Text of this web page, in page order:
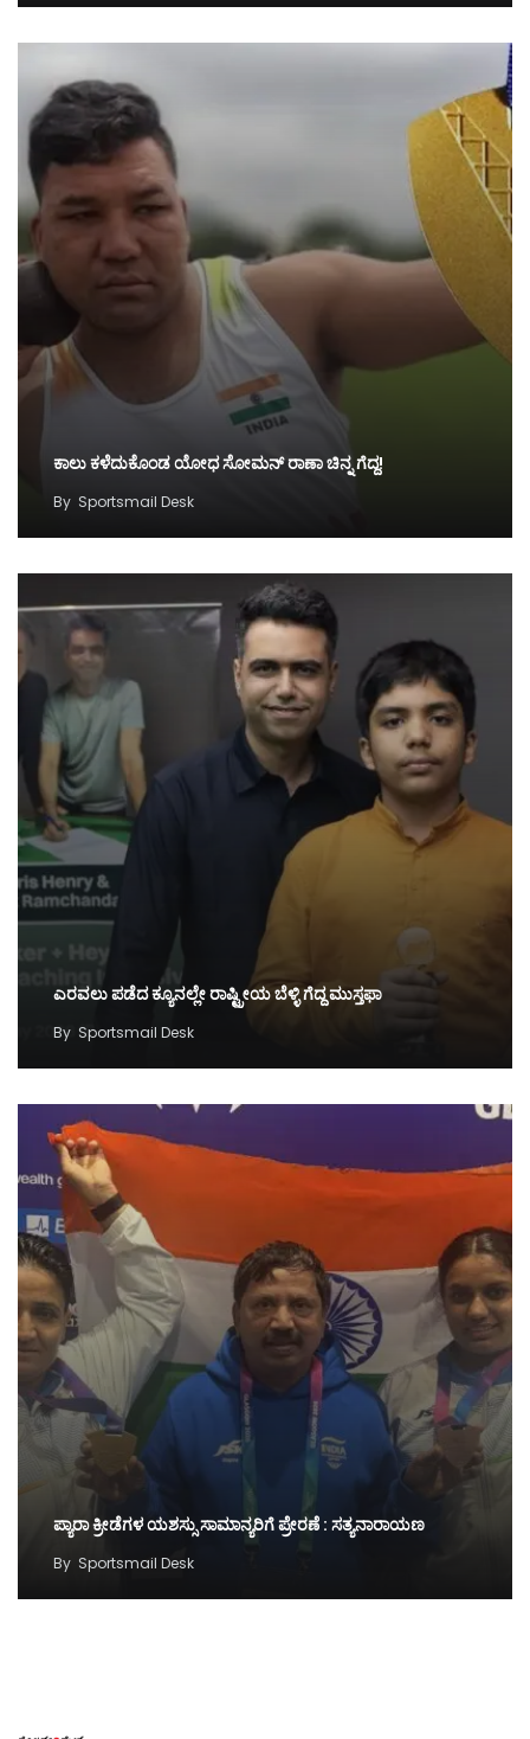
ಕಾಲು ಕಳೆದುಕೊಂಡ ಯೋಧ ಸೋಮನ್ ರಾಣಾ ಚಿನ್ನ ಗೆದ್ದ!
By Sportsmail Desk
ಎರವಲು ಪಡೆದ ಕ್ಯೂನಲ್ಲೇ ರಾಷ್ಟ್ರೀಯ ಬೆಳ್ಳಿ ಗೆದ್ದ ಮುಸ್ತಫಾ
By Sportsmail Desk
ಪ್ಯಾರಾ ಕ್ರೀಡೆಗಳ ಯಶಸ್ಸು ಸಾಮಾನ್ಯರಿಗೆ ಪ್ರೇರಣೆ : ಸತ್ಯನಾರಾಯಣ
By Sportsmail Desk